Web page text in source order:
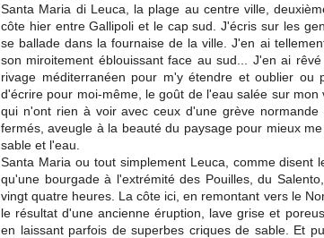
Santa Maria di Leuca, la plage au centre ville,
côte hier entre Gallipoli et le cap sud. J'écris sur les
se ballade dans la fournaise de la ville. J'en ai
son miroitement éblouissant face au sud... J'en ai
rivage méditerranéen pour m'y étendre et oublier ou
d'écrire pour moi-même, le goût de l'eau salée sur
qui n'ont rien à voir avec ceux d'une grève
fermés, aveugle à la beauté du paysage pour mieux
sable et l'eau.
Santa Maria ou tout simplement Leuca, comme disent
qu'une bourgade à l'extrémité des Pouilles, du
vingt quatre heures. La côte ici, en remontant vers le
le résultat d'une ancienne éruption, lave grise et
en laissant parfois de superbes criques de sable. Et